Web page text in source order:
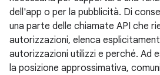
dell'app o per la pubblicità. Di
una parte delle chiamate API che
autorizzazioni, elenca
autorizzazioni utilizzi e perché. Ad
la posizione approssimativa,